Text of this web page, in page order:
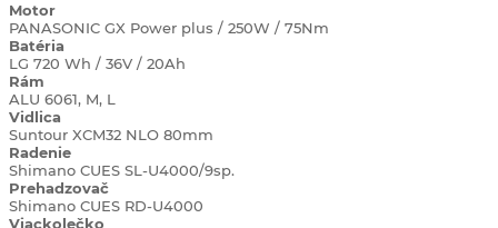
Motor
PANASONIC GX Power plus / 250W / 75Nm
Batéria
LG 720 Wh / 36V / 20Ah
Rám
ALU 6061, M, L
Vidlica
Suntour XCM32 NLO 80mm
Radenie
Shimano CUES SL-U4000/9sp.
Prehadzovač
Shimano CUES RD-U4000
Viackolečko